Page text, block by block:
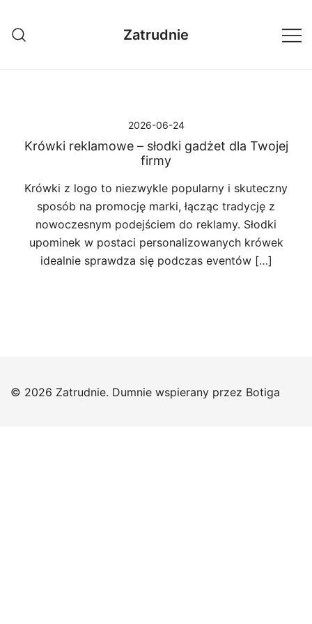
treści
Zatrudnie
2026-06-24
Krówki reklamowe – słodki gadżet dla Twojej
firmy
Krówki z logo to niezwykle popularny i skuteczny
sposób na promocję marki, łącząc tradycję z
nowoczesnym podejściem do reklamy. Słodki
upominek w postaci personalizowanych krówek
idealnie sprawdza się podczas eventów […]
© 2026 Zatrudnie. Dumnie wspierany przez Botiga